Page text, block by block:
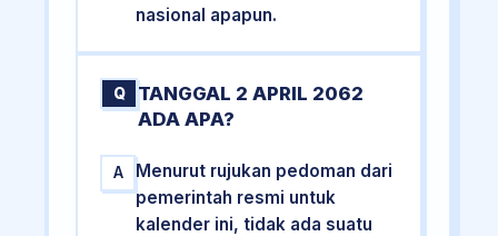
nasional apapun.
Q
TANGGAL 2 APRIL 2062
ADA APA?
A
Menurut rujukan pedoman dari
pemerintah resmi untuk
kalender ini, tidak ada suatu